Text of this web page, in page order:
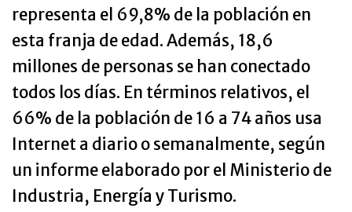
representa el 69,8% de la población en
esta franja de edad. Además, 18,6
millones de personas se han conectado
todos los días. En términos relativos, el
66% de la población de 16 a 74 años usa
Internet a diario o semanalmente, según
un informe elaborado por el Ministerio de
Industria, Energía y Turismo.